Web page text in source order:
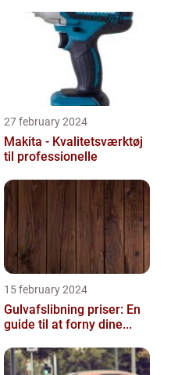
27 february 2024
Makita - Kvalitetsværktøj
til professionelle
15 february 2024
Gulvafslibning priser: En
guide til at forny dine...